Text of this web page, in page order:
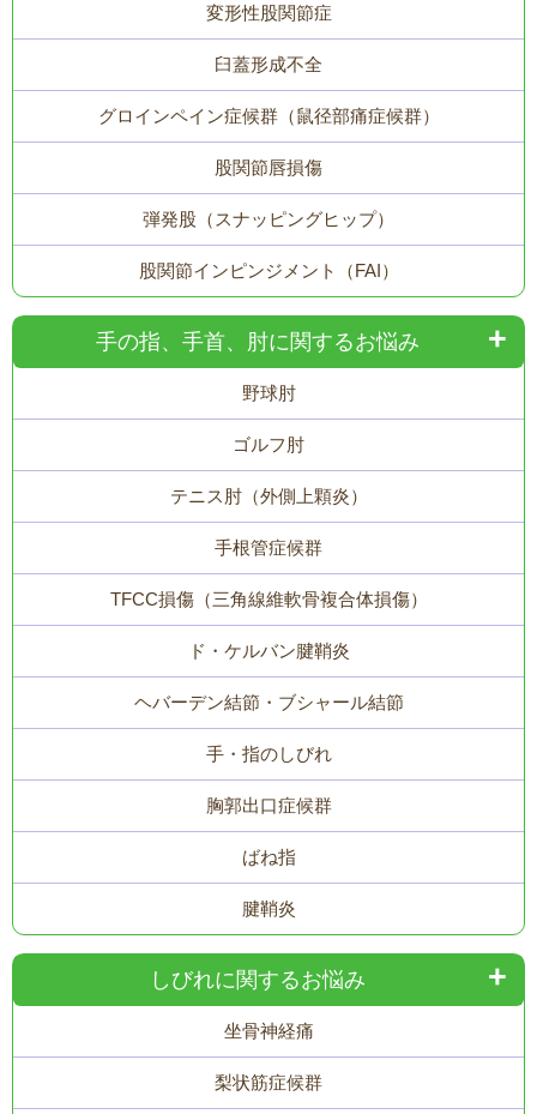
変形性股関節症
臼蓋形成不全
グロインペイン症候群（鼠径部痛症候群）
股関節唇損傷
弾発股（スナッピングヒップ）
股関節インピンジメント（FAI）
手の指、手首、肘に関するお悩み
野球肘
ゴルフ肘
テニス肘（外側上顆炎）
手根管症候群
TFCC損傷（三角線維軟骨複合体損傷）
ド・ケルバン腱鞘炎
ヘバーデン結節・ブシャール結節
手・指のしびれ
胸郭出口症候群
ばね指
腱鞘炎
しびれに関するお悩み
坐骨神経痛
梨状筋症候群